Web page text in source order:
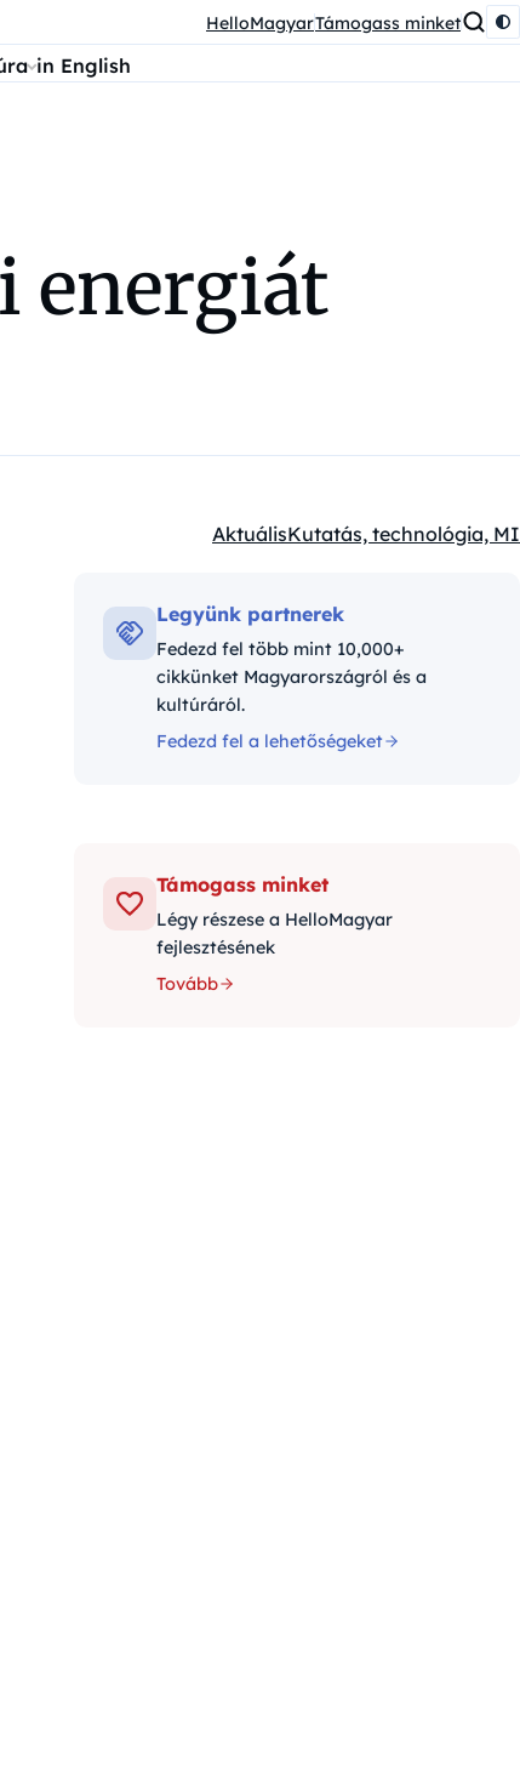
HelloMagyarTámogass minket
in English
energiát
Kategóriák:
AktuálisKutatás, technológia, MI
Legyünk partnerek
Fedezd fel több mint 10,000+
cikkünket Magyarországról és a
kultúráról.
Fedezd fel a lehetőségeket
Támogass minket
Légy részese a HelloMagyar
fejlesztésének
Tovább